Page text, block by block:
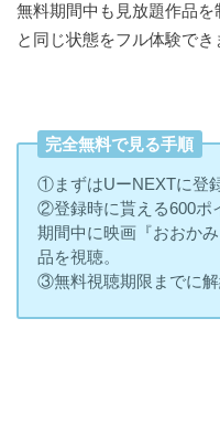
無料期間中も見放題作品
と同じ状態をフル体験でき
完全無料で見る手順
①まずはUーNEXTに登録
②登録時に貰える600ポ
期間中に映画『おおか
品を視聴。
③無料視聴期限までに解